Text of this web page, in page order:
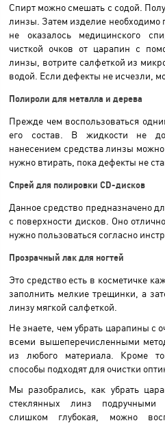
Спирт можно смешать с содой.
линзы. Затем изделие необходимо
не оказалось медицинского
чисткой очков от царапин с
линзы, вотрите салфеткой из
водой. Если дефекты не исчезли,
Полироли для металла и дерева
Прежде чем воспользоваться
его состав. В жидкости не
нанесением средства линзы
нужно втирать, пока дефекты не
Спрей для полировки CD-дисков
Данное средство предназначено
с поверхности дисков. Оно
нужно пользоваться согласно
Прозрачный лак для ногтей
Это средство есть в косметичке
заполнить мелкие трещинки, а
линзу мягкой салфеткой.
Не знаете, чем убрать царапины с
всеми вышеперечисленными
из любого материала. Кроме
способы подходят для очистки
Мы разобрались, как убрать
стеклянных линз
слишком глубокая, можно